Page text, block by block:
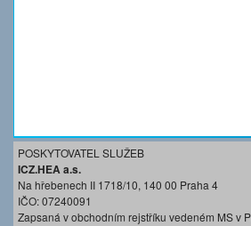
POSKYTOVATEL SLUŽEB
ICZ.HEA a.s.
Na hřebenech II 1718/10, 140 00 Praha 4
IČO: 07240091
Zapsaná v obchodním rejstříku vedeném MS v